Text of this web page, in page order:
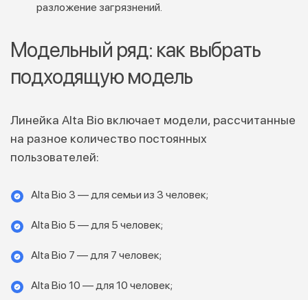
разложение загрязнений.
Модельный ряд: как выбрать
подходящую модель
Линейка Alta Bio включает модели, рассчитанные
на разное количество постоянных
пользователей:
Alta Bio 3 — для семьи из 3 человек;
Alta Bio 5 — для 5 человек;
Alta Bio 7 — для 7 человек;
Alta Bio 10 — для 10 человек;